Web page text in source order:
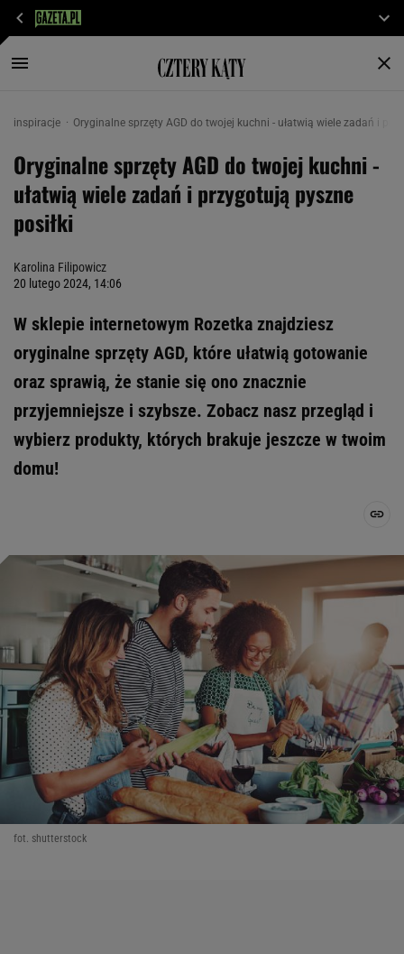
inspiracje Oryginalne sprzęty AGD do twojej kuchni - ułatwią wiele zadań i
Oryginalne sprzęty AGD do twojej kuchni -
ułatwią wiele zadań i przygotują pyszne
posiłki
Karolina Filipowicz
20 lutego 2024, 14:06
W sklepie internetowym Rozetka znajdziesz
oryginalne sprzęty AGD, które ułatwią gotowanie
oraz sprawią, że stanie się ono znacznie
przyjemniejsze i szybsze. Zobacz nasz przegląd i
wybierz produkty, których brakuje jeszcze w twoim
domu!
fot. shutterstock